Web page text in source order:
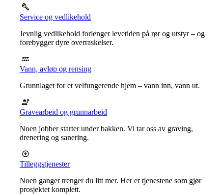
Service og vedlikehold
Jevnlig vedlikehold forlenger levetiden på rør og utstyr – og
forebygger dyre overraskelser.
Vann, avløp og rensing
Grunnlaget for et velfungerende hjem – vann inn, vann ut.
Gravearbeid og grunnarbeid
Noen jobber starter under bakken. Vi tar oss av graving,
drenering og sanering.
Tilleggstjenester
Noen ganger trenger du litt mer. Her er tjenestene som gjør
prosjektet komplett.